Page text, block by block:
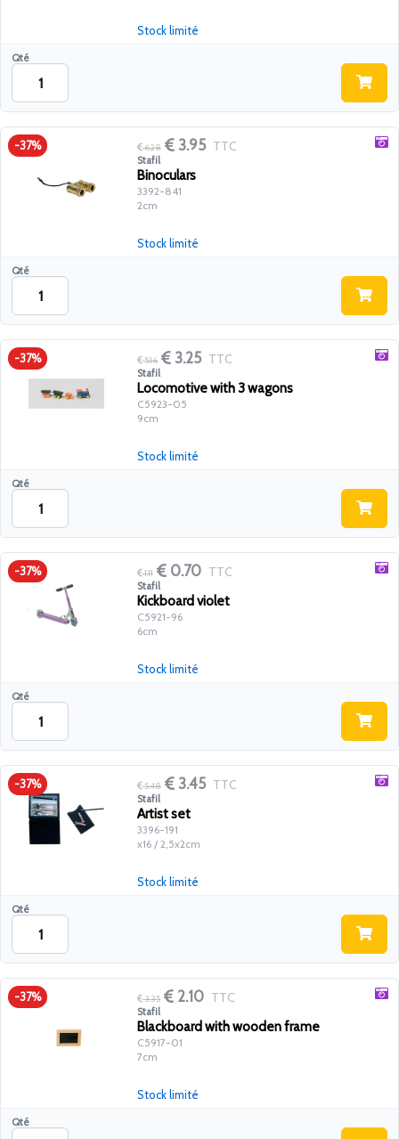
Qté
Stock limité
-37% 6.28 3.95 TTC
Stafil
Binoculars
3392-841
2cm
Qté
Stock limité
-37% 5.16 3.25 TTC
Stafil
Locomotive with 3 wagons
C5923-05
9cm
Qté
Stock limité
-37% 1.11 0.70 TTC
Stafil
Kickboard violet
C5921-96
6cm
Qté
Stock limité
-37% 5.48 3.45 TTC
Stafil
Artist set
3396-191
x16 / 2,5x2cm
Qté
Stock limité
-37% 3.35 2.10 TTC
Stafil
Blackboard with wooden frame
C5917-01
7cm
Qté
Stock limité